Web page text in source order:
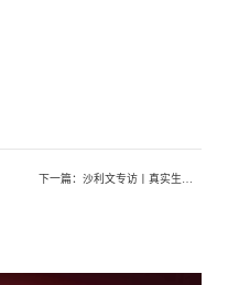
下一篇： 沙利文专访丨真实生物——聚焦未满足临床需求，打造抗病毒与肿瘤创新药研发体系